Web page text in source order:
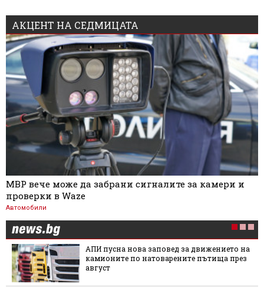
АКЦЕНТ НА СЕДМИЦАТА
МВР вече може да забрани сигналите за камери и
проверки в Waze
Автомобили
АПИ пусна нова заповед за движението на
камионите по натоварените пътища през
август